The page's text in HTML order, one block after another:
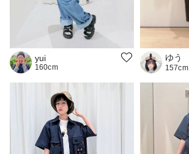
yui
160cm
ゆう
157cm